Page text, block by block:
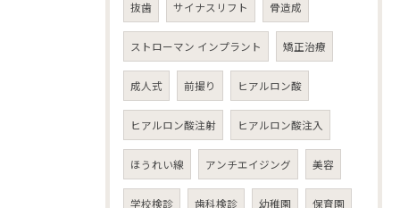
抜歯 サイナスリフト 骨造成
ストローマン インプラント 矯正治療
成人式 前撮り ヒアルロン酸
ヒアルロン酸注射 ヒアルロン酸注入
ほうれい線 アンチエイジング 美容
学校検診 歯科検診 幼稚園 保育園